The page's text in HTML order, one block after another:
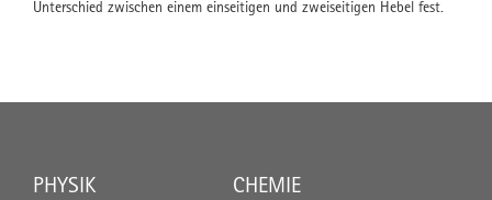
Unterschied zwischen einem einseitigen und zweiseitigen Hebel fest.
PHYSIK CHEMIE